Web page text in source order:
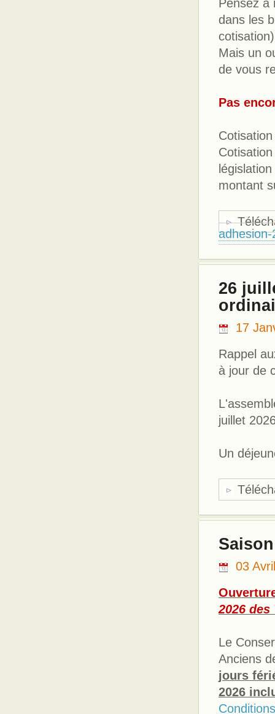
Pensez à
dans les
Mais un
de vous
Pas
montant
26
17
Rappel
à jour de
juillet
Un
03
2026
Le
Anciens
jours
2026